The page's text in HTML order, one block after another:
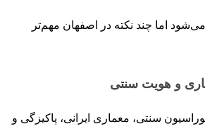
اما چند نکته در اصفهان مهم‌تر
و هویت سنتی
سنتی، معماری ایرانی، پاکیزگی و